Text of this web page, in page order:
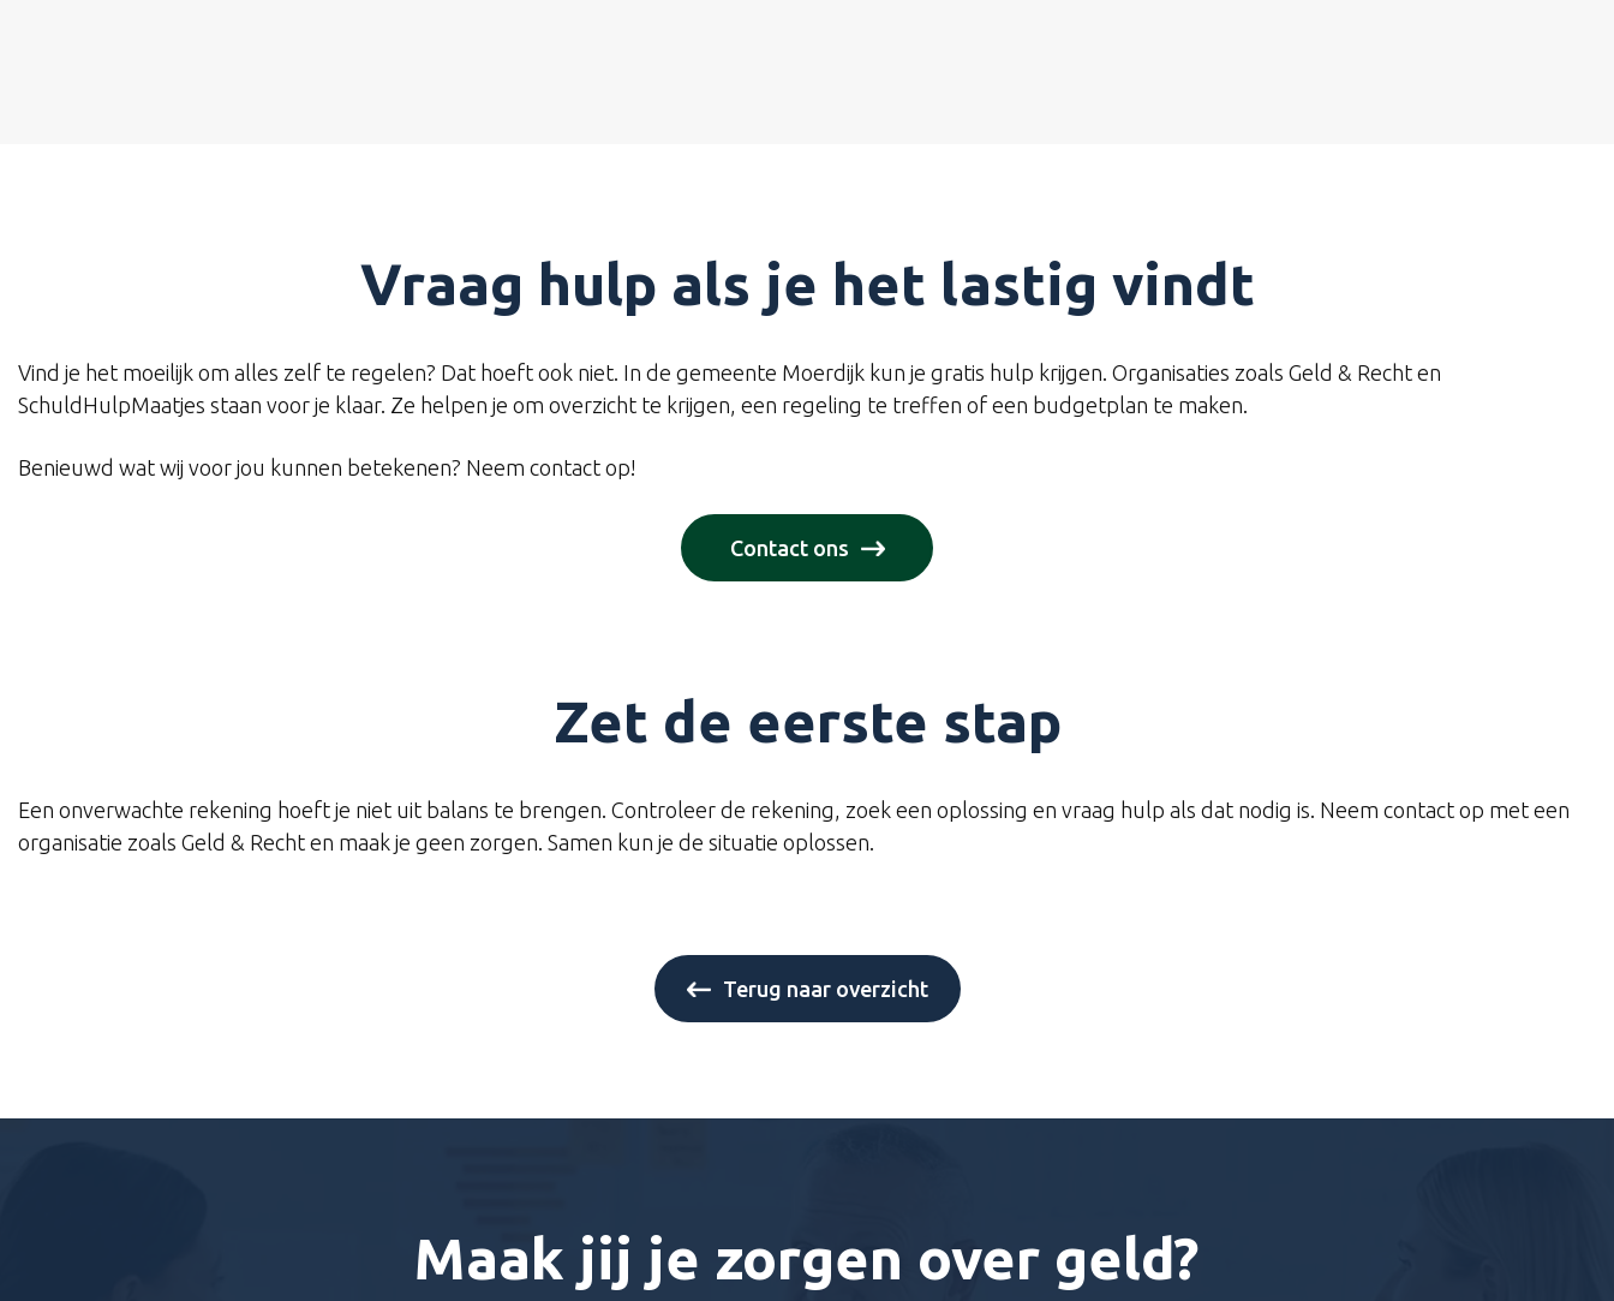
Vraag hulp als je het lastig vindt
Vind je het moeilijk om alles zelf te regelen? Dat hoeft ook niet. In de gemeente Moerdijk kun je gratis hulp krijgen. Organisaties zoals Geld & Recht en
SchuldHulpMaatjes staan voor je klaar. Ze helpen je om overzicht te krijgen, een regeling te treffen of een budgetplan te maken.
Benieuwd wat wij voor jou kunnen betekenen? Neem contact op!
Contact ons
Zet de eerste stap
Een onverwachte rekening hoeft je niet uit balans te brengen. Controleer de rekening, zoek een oplossing en vraag hulp als dat nodig is. Neem contact op met een
organisatie zoals Geld & Recht en maak je geen zorgen. Samen kun je de situatie oplossen.
Terug naar overzicht
Maak jij je zorgen over geld?